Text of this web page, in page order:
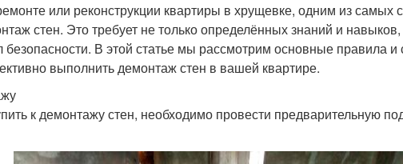
или реконструкции квартиры в хрущевке, одним из
стен. Это требует не только определённых знаний и
В этой статье мы рассмотрим основные правила и
выполнить демонтаж стен в вашей квартире.
к демонтажу стен, необходимо провести предварительную